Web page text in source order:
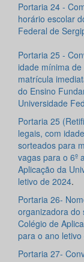
Portaria 24 -
horário escolar
Federal de
Portaria 25 -
idade mínima
matrícula
do Ensino
Universidade
Portaria 25
legais, com
sorteados para
vagas para o 6º
Aplicação da
letivo de 2024.
Portaria 26-
organizadora do
Colégio de
para o ano
Portaria 27-